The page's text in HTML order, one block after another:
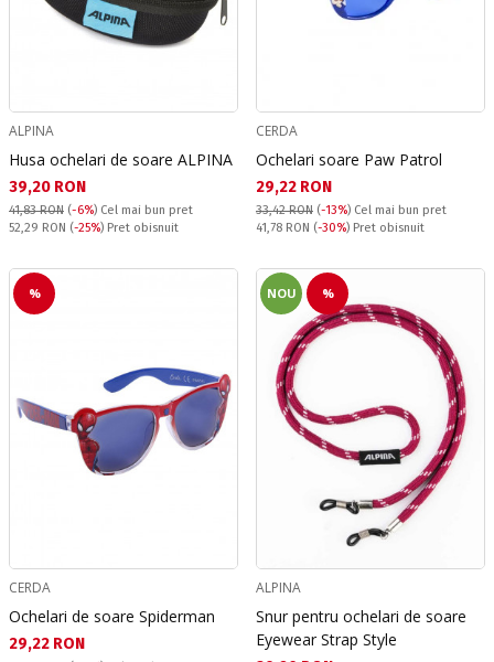
ALPINA
Husa ochelari de soare ALPINA
Текуща цена:
39,20 RON
41,83 RON (-6%) Cel mai bun pret
Pret obisnuit:
52,29 RON (-25%) Pret obisnuit
CERDA
Ochelari soare Paw Patrol
Текуща цена:
29,22 RON
33,42 RON (-13%) Cel mai bun pret
Pret obisnuit:
41,78 RON (-30%) Pret obisnuit
%
CERDA
Ochelari de soare Spiderman
Текуща цена:
29,22 RON
NOU %
ALPINA
Snur pentru ochelari de soare
Eyewear Strap Style